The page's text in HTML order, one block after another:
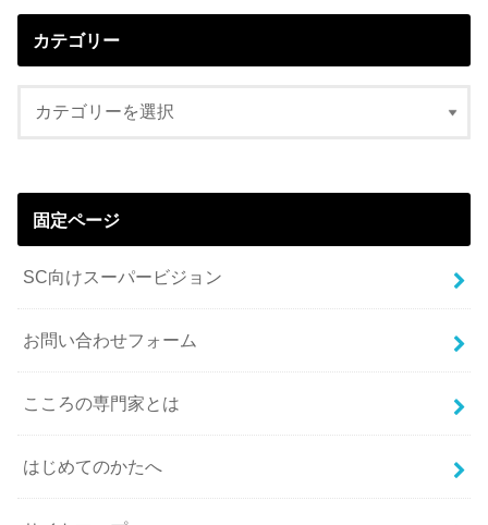
カテゴリー
固定ページ
SC向けスーパービジョン
お問い合わせフォーム
こころの専門家とは
はじめてのかたへ